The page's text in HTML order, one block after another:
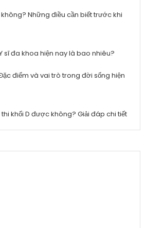
Những điều cần biết trước khi
sĩ đa khoa hiện nay là bao nhiêu?
điểm và vai trò trong đời sống hiện
khối D được không? Giải đáp chi tiết